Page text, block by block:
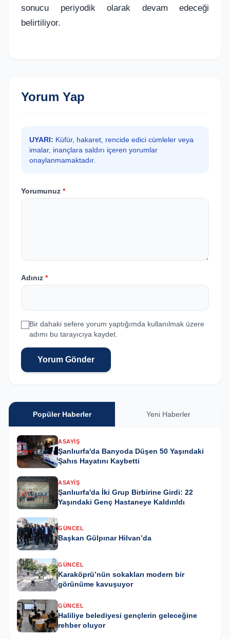
sonucu periyodik olarak devam edeceği
belirtiliyor.
Yorum Yap
UYARI: Küfür, hakaret, rencide edici cümleler veya
imalar, inançlara saldırı içeren yorumlar
onaylanmamaktadır.
Yorumunuz *
Adınız *
Bir dahaki sefere yorum yaptığımda kullanılmak üzere
adımı bu tarayıcıya kaydet.
Yorum Gönder
Popüler Haberler Yeni Haberler
ASAYIŞ
Şanlıurfa'da Banyoda Düşen 50 Yaşındaki
Şahıs Hayatını Kaybetti
ASAYIŞ
Şanlıurfa'da İki Grup Birbirine Girdi: 22
Yaşındaki Genç Hastaneye Kaldırıldı
GÜNCEL
Başkan Gülpınar Hilvan’da
GÜNCEL
Karaköprü’nün sokakları modern bir
görünüme kavuşuyor
GÜNCEL
Haliliye belediyesi gençlerin geleceğine
rehber oluyor